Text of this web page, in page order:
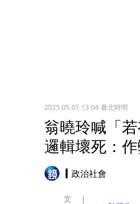
2025.05.07 13:04臺北時間
翁曉玲喊「
邏輯壞死：
政治社會
文